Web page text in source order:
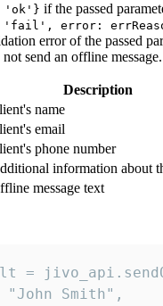
'ok'} if the passed
error:
error of the passed
send an offline message.
Description
name
email
phone number
information about
message text
=
"John Smith",